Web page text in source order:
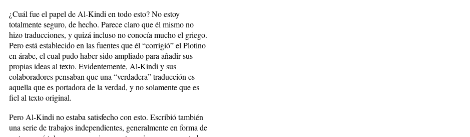
¿Cuál fue el papel de Al-Kindi en todo esto? No estoy
totalmente seguro, de hecho. Parece claro que él mismo no
hizo traducciones, y quizá incluso no conocía mucho el griego.
Pero está establecido en las fuentes que él “corrigió” el Plotino
en árabe, el cual pudo haber sido ampliado para añadir sus
propias ideas al texto. Evidentemente, Al-Kindi y sus
colaboradores pensaban que una “verdadera” traducción es
aquella que es portadora de la verdad, y no solamente que es
fiel al texto original.
Pero Al-Kindi no estaba satisfecho con esto. Escribió también
una serie de trabajos independientes, generalmente en forma de